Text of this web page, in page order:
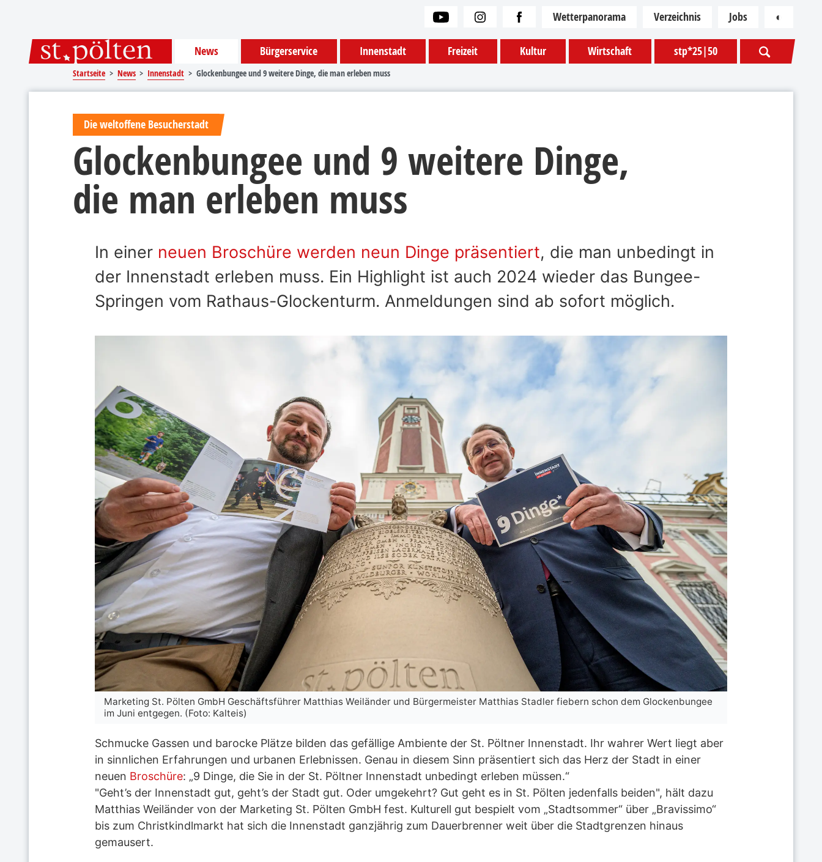
News Bürgerservice Innenstadt Freizeit Kultur Wirtschaft stp*25|50
Wetterpanorama Verzeichnis Jobs ◐
Startseite News Innenstadt Glockenbungee und 9 weitere Dinge, die man erleben muss
Die weltoffene Besucherstadt
Glockenbungee und 9 weitere Dinge,
die man erleben muss
In einer neuen Broschüre werden neun Dinge präsentiert, die man unbedingt in
der Innenstadt erleben muss. Ein Highlight ist auch 2024 wieder das Bungee-
Springen vom Rathaus-Glockenturm. Anmeldungen sind ab sofort möglich.
Marketing St. Pölten GmbH Geschäftsführer Matthias Weiländer und Bürgermeister Matthias Stadler fiebern schon dem Glockenbungee
im Juni entgegen. (Foto: Kalteis)
Schmucke Gassen und barocke Plätze bilden das gefällige Ambiente der St. Pöltner Innenstadt. Ihr wahrer Wert liegt aber
in sinnlichen Erfahrungen und urbanen Erlebnissen. Genau in diesem Sinn präsentiert sich das Herz der Stadt in einer
neuen Broschüre: „9 Dinge, die Sie in der St. Pöltner Innenstadt unbedingt erleben müssen.“
"Geht’s der Innenstadt gut, geht’s der Stadt gut. Oder umgekehrt? Gut geht es in St. Pölten jedenfalls beiden", hält dazu
Matthias Weiländer von der Marketing St. Pölten GmbH fest. Kulturell gut bespielt vom „Stadtsommer“ über „Bravissimo“
bis zum Christkindlmarkt hat sich die Innenstadt ganzjährig zum Dauerbrenner weit über die Stadtgrenzen hinaus
gemausert.